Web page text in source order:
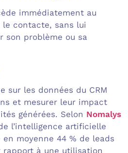
immédiatement au
contacte, sans lui
son problème ou sa
sur les données du CRM
et mesurer leur impact
générées. Selon Nomalys
l’intelligence artificielle
en moyenne 44 % de leads
rapport à une utilisation